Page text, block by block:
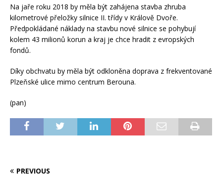
Na jaře roku 2018 by měla být zahájena stavba zhruba
kilometrové přeložky silnice II. třídy v Králově Dvoře.
Předpokládané náklady na stavbu nové silnice se pohybují
kolem 43 milionů korun a kraj je chce hradit z evropských
fondů.
Díky obchvatu by měla být odkloněna doprava z frekventované
Plzeňské ulice mimo centrum Berouna.
(pan)
PREVIOUS